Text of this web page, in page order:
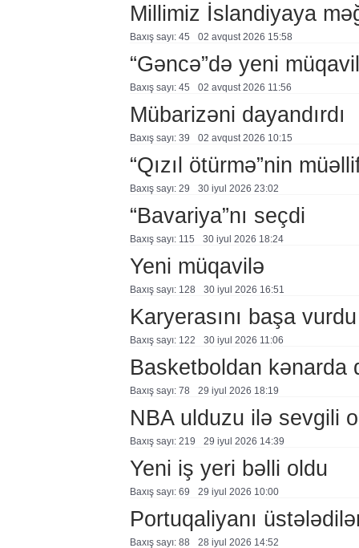
Millimiz İslandiyaya
Baxış sayı: 45 02 avqust 2026 15:58
“Gəncə”də yeni
Baxış sayı: 45 02 avqust 2026 11:56
Mübarizəni dayandırdı
Baxış sayı: 39 02 avqust 2026 10:15
“Qızıl ötürmə”nin
Baxış sayı: 29 30 i̇yul 2026 23:02
“Bavariya”nı seçdi
Baxış sayı: 115 30 i̇yul 2026 18:24
Yeni müqavilə
Baxış sayı: 128 30 i̇yul 2026 16:51
Karyerasını başa vurdu
Baxış sayı: 122 30 i̇yul 2026 11:06
Basketboldan kənarda
Baxış sayı: 78 29 i̇yul 2026 18:19
NBA ulduzu ilə sevgili
Baxış sayı: 219 29 i̇yul 2026 14:39
Yeni iş yeri bəlli oldu
Baxış sayı: 69 29 i̇yul 2026 10:00
Portuqaliyanı
Baxış sayı: 88 28 i̇yul 2026 14:52